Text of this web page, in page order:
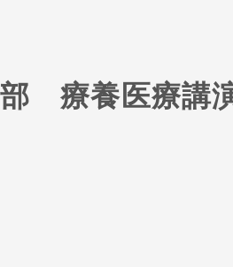
療養医療講